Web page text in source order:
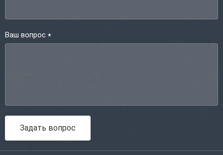
Ваш вопрос *
Задать вопрос